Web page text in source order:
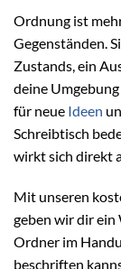
Ordnung ist
Gegenständen.
Zustands, ein
deine
für neue Ideen
Schreibtisch
wirkt sich direkt
Mit unseren
geben wir dir ein
Ordner im
beschriften